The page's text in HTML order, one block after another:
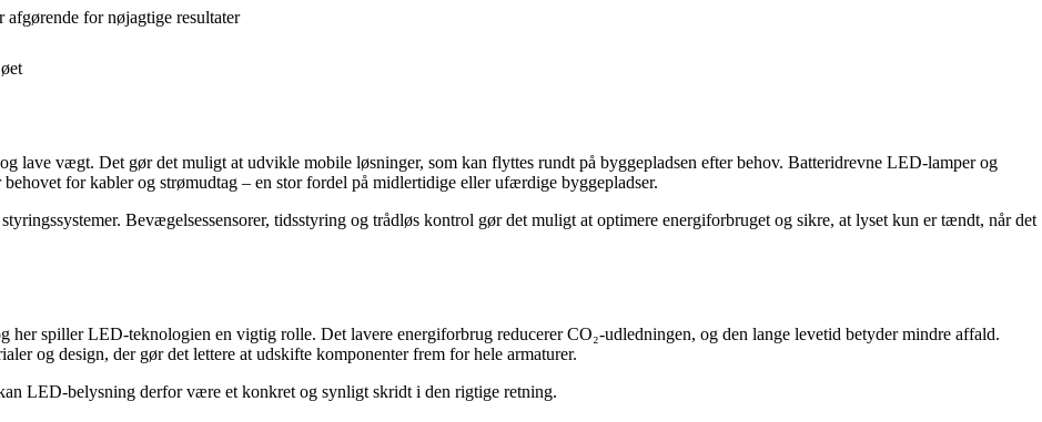
for nøjagtige resultater
lave vægt. Det gør det muligt at udvikle mobile løsninger, som kan flyttes rundt på byggepladsen efter behov. Batteridrevne LED-lamper og
for kabler og strømudtag – en stor fordel på midlertidige eller ufærdige byggepladser.
Bevægelsessensorer, tidsstyring og trådløs kontrol gør det muligt at optimere energiforbruget og sikre, at lyset kun er tændt, når det
her spiller LED-teknologien en vigtig rolle. Det lavere energiforbrug reducerer CO₂-udledningen, og den lange levetid betyder mindre affald.
og design, der gør det lettere at udskifte komponenter frem for hele armaturer.
LED-belysning derfor være et konkret og synligt skridt i den rigtige retning.